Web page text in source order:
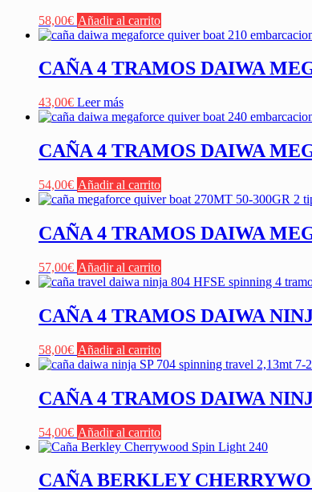
58,00€ Añadir al carrito
CAÑA 4 TRAMOS DAIWA
43,00€ Leer más
CAÑA 4 TRAMOS DAIWA
54,00€ Añadir al carrito
CAÑA 4 TRAMOS DAIWA
57,00€ Añadir al carrito
CAÑA 4 TRAMOS DAIWA
58,00€ Añadir al carrito
CAÑA 4 TRAMOS DAIWA
54,00€ Añadir al carrito
CAÑA BERKLEY